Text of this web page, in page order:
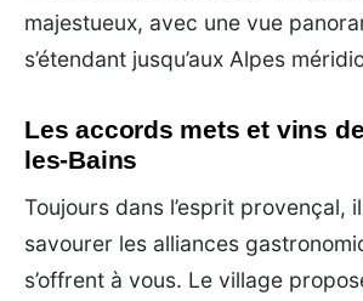
majestueux, avec une vue
s’étendant jusqu’aux Alpes
Les accords mets et vins
les-Bains
Toujours dans l’esprit provençal,
savourer les alliances
s’offrent à vous. Le village